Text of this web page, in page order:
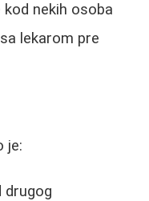
nekih osoba
lekarom pre
je:
drugog